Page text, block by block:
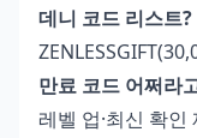
데니 코드 리스트?
만료 코드 어쩌라
레벨 업·최신 확인